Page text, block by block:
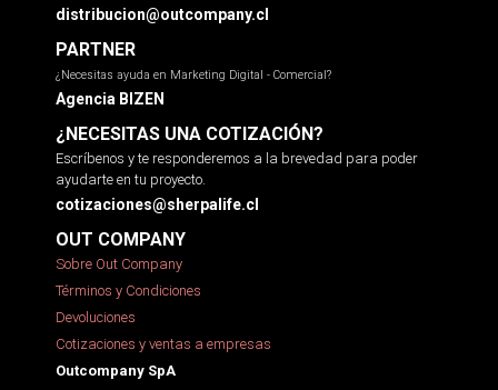
distribucion@outcompany.cl
PARTNER
¿Necesitas ayuda en Marketing Digital - Comercial?
Agencia BIZEN
¿NECESITAS UNA COTIZACIÓN?
Escríbenos y te responderemos a la brevedad para poder
ayudarte en tu proyecto.
cotizaciones@sherpalife.cl
OUT COMPANY
Sobre Out Company
Términos y Condiciones
Devoluciones
Cotizaciones y ventas a empresas
Outcompany SpA